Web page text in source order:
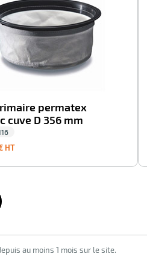
permatex
cuve D 356 mm
HT
HT
au moins 1 mois sur le site.